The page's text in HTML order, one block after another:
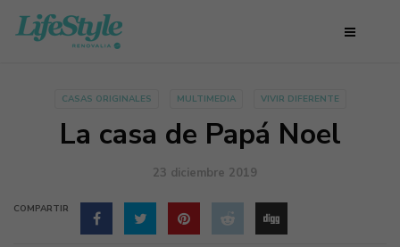
CASAS ORIGINALES MULTIMEDIA VIVIR DIFERENTE
La casa de Papá Noel
23 diciembre 2019
COMPARTIR